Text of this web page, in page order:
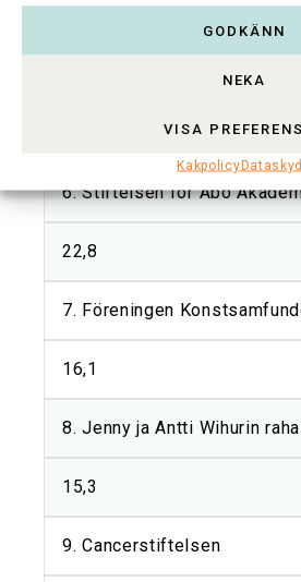
GODKÄNN
NEKA
VISA
Kakpolicy
5. Sigrid Jusélius Stiftelse
6. Stiftelsen för Åbo
22,8
7. Föreningen
16,1
8. Jenny ja Antti Wihurin
15,3
9. Cancerstiftelsen